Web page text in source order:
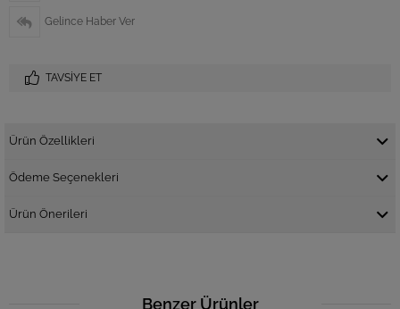
Gelince Haber Ver
TAVSIYE ET
Ürün Özellikleri
Ödeme Seçenekleri
Ürün Önerileri
Benzer Ürünler